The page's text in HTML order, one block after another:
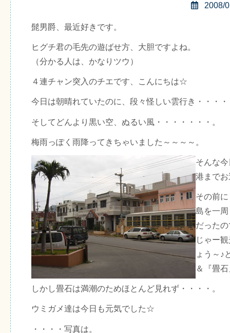
2008/
髭男爵、最近好きです。
ヒグチ君の毛先の遊ばせ方、大胆ですよね。
（分かる人は、かなりツウ）
４連チャン突入のチエです、こんにちは☆
今日は朝晴れていたのに、段々怪しい雲行き・・・
そしてどんより黒い空、ぬるい風・・・・・・・。
梅雨っぽく雨降ってきちゃいました～～～～。
そんな
港まで
その前
島を一
だったの
じゃー
ょう～♪
＆『畳
しかし畳石は満潮のためほとんど見れず・・・・。
ウミガメ達は今日も元気でした☆
・・・・写真は。